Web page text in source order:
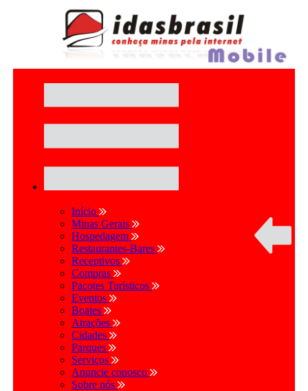
Início
Minas Gerais
Hospedagem
Restaurantes-Bares
Receptivos
Compras
Pacotes Turísticos
Eventos
Boates
Atrações
Cidades
Parques
Serviços
Anuncie conosco
Sobre nós